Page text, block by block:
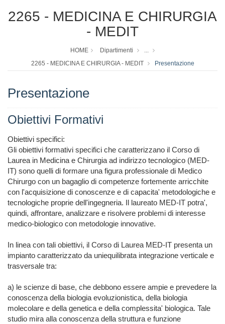
2265 - MEDICINA E CHIRURGIA
- MEDIT
HOME Dipartimenti
...
2265 - MEDICINA E CHIRURGIA - MEDIT
Presentazione
Presentazione
Obiettivi Formativi
Obiettivi specifici:
Gli obiettivi formativi specifici che caratterizzano il Corso di
Laurea in Medicina e Chirurgia ad indirizzo tecnologico (MED-
IT) sono quelli di formare una figura professionale di Medico
Chirurgo con un bagaglio di competenze fortemente arricchite
con l'acquisizione di conoscenze e di capacita' metodologiche e
tecnologiche proprie dell'ingegneria. Il laureato MED-IT potra',
quindi, affrontare, analizzare e risolvere problemi di interesse
medico-biologico con metodologie innovative.
In linea con tali obiettivi, il Corso di Laurea MED-IT presenta un
impianto caratterizzato da uniequilibrata integrazione verticale e
trasversale tra:
a) le scienze di base, che debbono essere ampie e prevedere la
conoscenza della biologia evoluzionistica, della biologia
molecolare e della genetica e della complessita' biologica. Tale
studio mira alla conoscenza della struttura e funzione